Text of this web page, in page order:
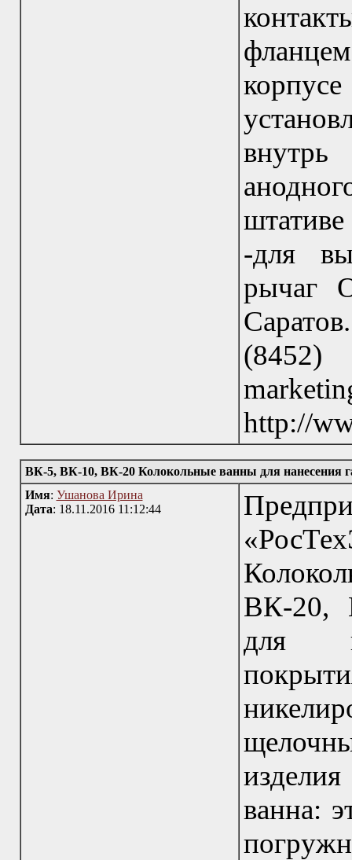
-для
рычаг
http://
ВК-5, ВК-10, ВК-20 Колокольные ванны для нанесения
Имя: Ушанова Ирина
Дата: 18.11.2016 11:12:44
ВК-20,
для
ванна: